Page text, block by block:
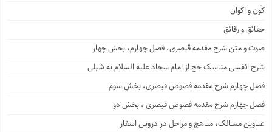
کَون و اکوان
حقائق و رقائق
صوت و متن شرح مقدمه قیصری، فصل چهارم، بخش چهار
شرح انفسی مناسک حج از امام سجاد علیه السلام به شبلی
فصل چهارم شرح مقدمه فصوص قیصری، بخش سوم
فصل چهارم شرح مقدمه فصوص قیصری ، بخش دو
عناوین مسالک، مناهج و مراحل در دروس اسفار